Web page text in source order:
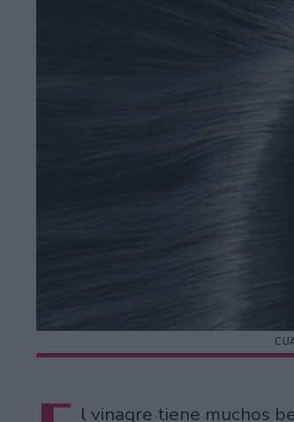
l vinagre tiene muchos